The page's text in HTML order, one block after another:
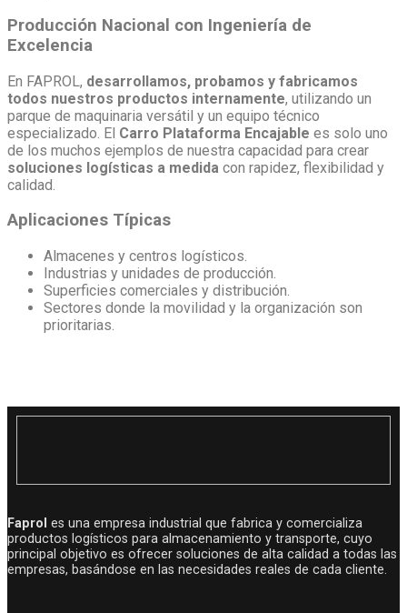
Producción Nacional con Ingeniería de
Excelencia
En FAPROL, desarrollamos, probamos y fabricamos
todos nuestros productos internamente, utilizando un
parque de maquinaria versátil y un equipo técnico
especializado. El Carro Plataforma Encajable es solo uno
de los muchos ejemplos de nuestra capacidad para crear
soluciones logísticas a medida con rapidez, flexibilidad y
calidad.
Aplicaciones Típicas
Almacenes y centros logísticos.
Industrias y unidades de producción.
Superficies comerciales y distribución.
Sectores donde la movilidad y la organización son
prioritarias.
Faprol es una empresa industrial que fabrica y comercializa
productos logísticos para almacenamiento y transporte, cuyo
principal objetivo es ofrecer soluciones de alta calidad a todas las
empresas, basándose en las necesidades reales de cada cliente.